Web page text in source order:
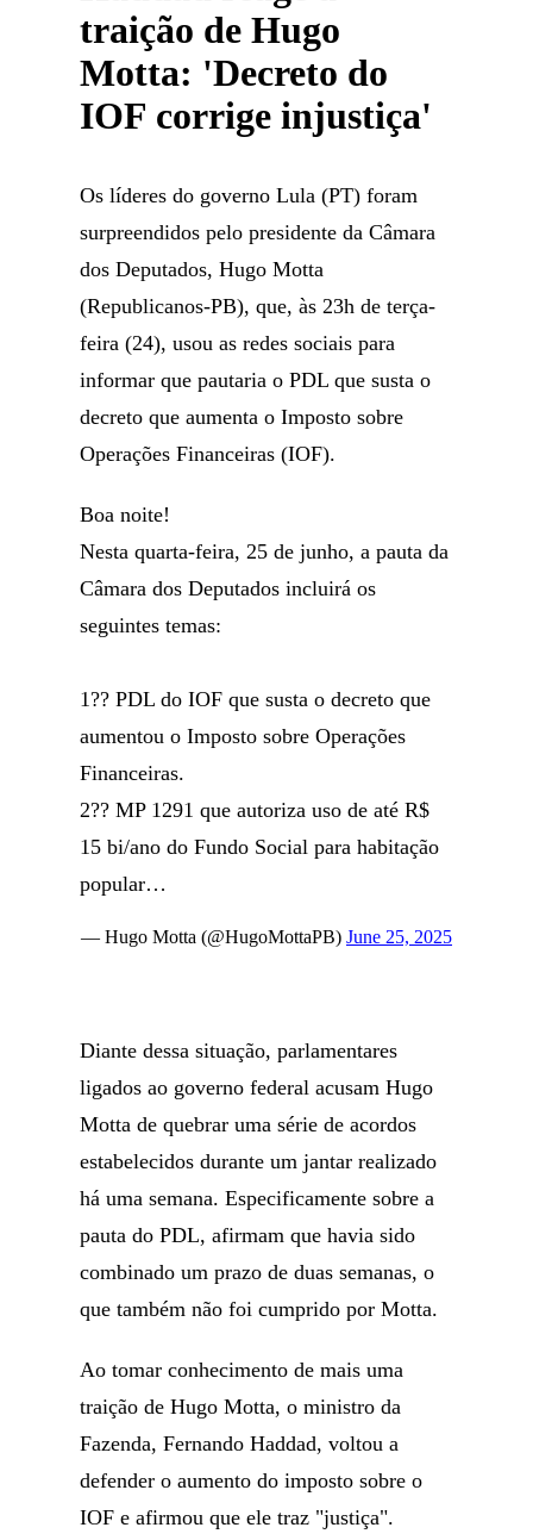
traição de Hugo
Motta: 'Decreto do
IOF corrige injustiça'
Os líderes do governo Lula (PT) foram
surpreendidos pelo presidente da Câmara
dos Deputados, Hugo Motta
(Republicanos-PB), que, às 23h de terça-
feira (24), usou as redes sociais para
informar que pautaria o PDL que susta o
decreto que aumenta o Imposto sobre
Operações Financeiras (IOF).
Boa noite!
Nesta quarta-feira, 25 de junho, a pauta da
Câmara dos Deputados incluirá os
seguintes temas:
1?? PDL do IOF que susta o decreto que
aumentou o Imposto sobre Operações
Financeiras.
2?? MP 1291 que autoriza uso de até R$
15 bi/ano do Fundo Social para habitação
popular…
— Hugo Motta (@HugoMottaPB) June 25, 2025
Diante dessa situação, parlamentares
ligados ao governo federal acusam Hugo
Motta de quebrar uma série de acordos
estabelecidos durante um jantar realizado
há uma semana. Especificamente sobre a
pauta do PDL, afirmam que havia sido
combinado um prazo de duas semanas, o
que também não foi cumprido por Motta.
Ao tomar conhecimento de mais uma
traição de Hugo Motta, o ministro da
Fazenda, Fernando Haddad, voltou a
defender o aumento do imposto sobre o
IOF e afirmou que ele traz "justiça".